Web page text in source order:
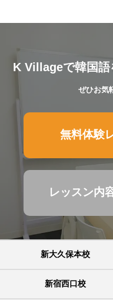
K Villageで韓国語
ぜひお気
無料体験
レッスン内
新大久保本校
新宿西口校